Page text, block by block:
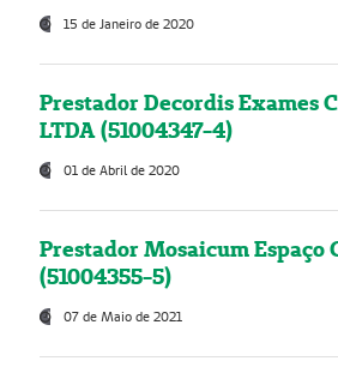
15 de Janeiro de 2020
Prestador Decordis Exames
LTDA (51004347-4)
01 de Abril de 2020
Prestador Mosaicum
(51004355-5)
07 de Maio de 2021